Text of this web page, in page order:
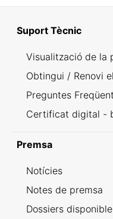
Suport Tècnic
Visualització de la
Obtingui / Renovi
Preguntes
Certificat digital -
Premsa
Notícies
Notes de premsa
Dossiers